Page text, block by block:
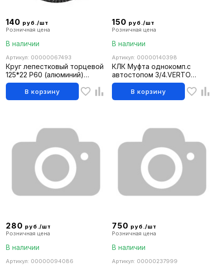
140 руб./шт
Розничная цена
В наличии
Артикул: 00000067493
Круг лепестковый торцевой
125*22 Р60 (алюминий)
2213260
В корзину
150 руб./шт
Розничная цена
В наличии
Артикул: 00000140398
КЛК Муфта однокомп.с
автостопом 3/4.VERTO
15G723
В корзину
280 руб./шт
Розничная цена
В наличии
Артикул: 00000094086
750 руб./шт
Розничная цена
В наличии
Артикул: 00000237999